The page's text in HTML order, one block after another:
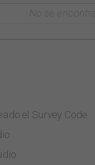
el Survey Code